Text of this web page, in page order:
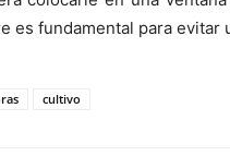
es fundamental para evitar
cultivo